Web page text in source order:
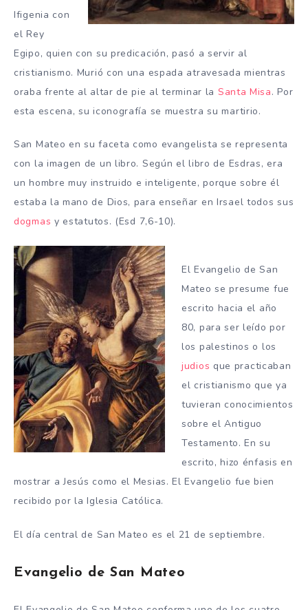
Ifigenia con
el Rey
Egipo, quien con su predicación, pasó a servir al
cristianismo. Murió con una espada atravesada mientras
oraba frente al altar de pie al terminar la Santa Misa. Por
esta escena, su iconografía se muestra su martirio.
San Mateo en su faceta como evangelista se representa
con la imagen de un libro. Según el libro de Esdras, era
un hombre muy instruido e inteligente, porque sobre él
estaba la mano de Dios, para enseñar en Irsael todos sus
dogmas y estatutos. (Esd 7,6-10).
El Evangelio de San
Mateo se presume fue
escrito hacia el año
80, para ser leído por
los palestinos o los
judios que practicaban
el cristianismo que ya
tuvieran conocimientos
sobre el Antiguo
Testamento. En su
escrito, hizo énfasis en
mostrar a Jesús como el Mesias. El Evangelio fue bien
recibido por la Iglesia Católica.
El día central de San Mateo es el 21 de septiembre.
Evangelio de San Mateo